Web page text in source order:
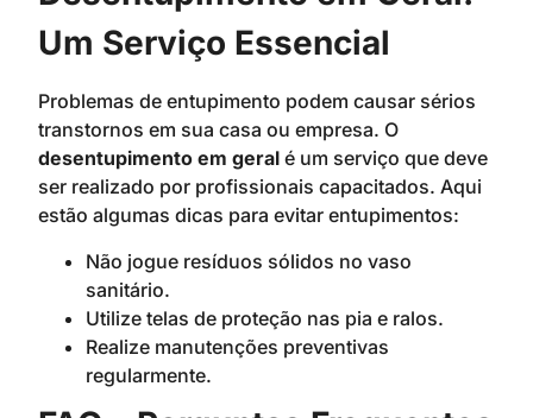
Um Serviço Essencial
Problemas de entupimento podem causar sérios
transtornos em sua casa ou empresa. O
desentupimento em geral é um serviço que deve
ser realizado por profissionais capacitados. Aqui
estão algumas dicas para evitar entupimentos:
Não jogue resíduos sólidos no vaso
sanitário.
Utilize telas de proteção nas pia e ralos.
Realize manutenções preventivas
regularmente.